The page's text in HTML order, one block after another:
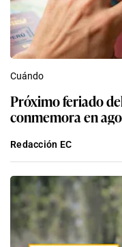
Cuándo
Próximo feriado
conmemora en
Redacción EC